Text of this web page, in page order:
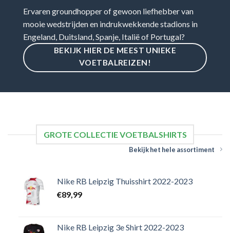
Ervaren groundhopper of gewoon liefhebber van
mooie wedstrijden en indrukwekkende stadions in
Engeland, Duitsland, Spanje, Italië of Portugal?
BEKIJK HIER DE MEEST UNIEKE
VOETBALREIZEN!
GROTE COLLECTIE VOETBALSHIRTS
Bekijk het hele assortiment
Nike RB Leipzig Thuisshirt 2022-2023
€89,99
Nike RB Leipzig 3e Shirt 2022-2023